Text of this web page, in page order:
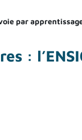
par
Génie Chimique
: